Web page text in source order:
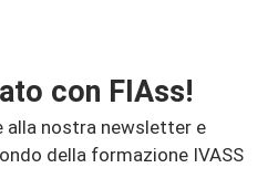
con FIAss!
nostra newsletter e
della formazione IVASS